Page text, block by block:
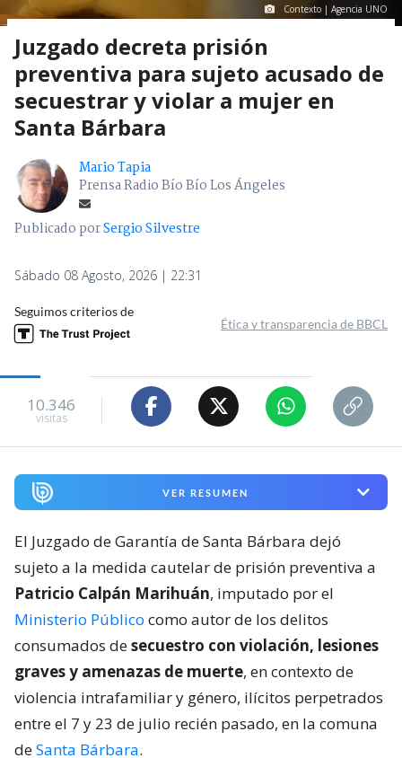
Contexto | Agencia UNO
Juzgado decreta prisión
preventiva para sujeto acusado de
secuestrar y violar a mujer en
Santa Bárbara
Mario Tapia
Prensa Radio Bío Bío Los Ángeles
Publicado porSergio Silvestre
Sábado 08 Agosto, 2026 | 22:31
Seguimos criterios de
Ética y transparencia de BBCL
10.346
visitas
VER RESUMEN
El Juzgado de Garantía de Santa Bárbara dejó
sujeto a la medida cautelar de prisión preventiva a
Patricio Calpán Marihuán, imputado por el
Ministerio Público como autor de los delitos
consumados desecuestro con violación, lesiones
graves y amenazas de muerte, en contexto de
violencia intrafamiliar y género, ilícitos perpetrados
entre el 7 y 23 de julio recién pasado, en la comuna
deSanta Bárbara.